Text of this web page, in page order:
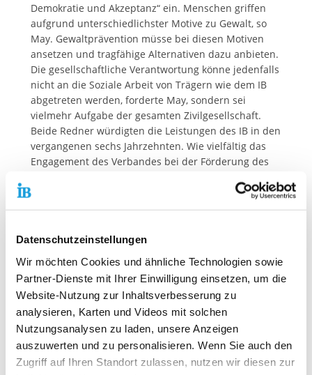
Datenschutzeinstellungen
Wir möchten Cookies und ähnliche Technologien sowie
Partner-Dienste mit Ihrer Einwilligung einsetzen, um die
Website-Nutzung zur Inhaltsverbesserung zu
analysieren, Karten und Videos mit solchen
Nutzungsanalysen zu laden, unsere Anzeigen
auszuwerten und zu personalisieren. Wenn Sie auch den
Zugriff auf Ihren Standort zulassen, nutzen wir diesen zur
Demokratie und Akzeptanz“ ein. Menschen griffen
aufgrund unterschiedlichster Motive zu Gewalt, so
May. Gewaltprävention müsse bei diesen Motiven
ansetzen und tragfähige Alternativen dazu anbieten.
Die gesellschaftliche Verantwortung könne jedenfalls
nicht an die Soziale Arbeit von Trägern wie dem IB
abgetreten werden, forderte May, sondern sei
vielmehr Aufgabe der gesamten Zivilgesellschaft.
Beide Redner würdigten die Leistungen des IB in den
vergangenen sechs Jahrzehnten. Wie vielfältig das
Engagement des Verbandes bei der Förderung des
Gewaltprävention ist, unterstrichen die rund 20
Informationsstände von Einrichtungen und Projekten
war das Boxcamp des IB in Kassel, die Projekte für
auch das Rockmusikprojekt Rainbow des IB in
Pirmasens. Eröffnet wurde die Veranstaltung von
deren Schirmherrin, der Fußball-Weltmeisterin Steffi
Jones, die den IB schon seit Jahren bei seinem
Einsatz pro Demokratie und Akzeptanz unterstützt.